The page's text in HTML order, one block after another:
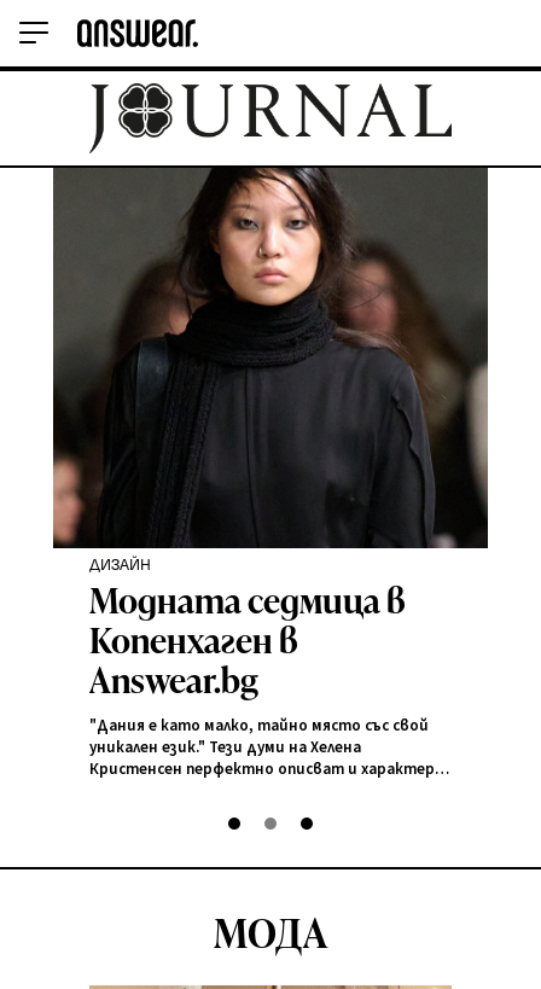
ДИЗАЙН
Модната седмица в
Копенхаген в
Answear.bg
"Дания е като малко, тайно място със свой
уникален език." Тези думи на Хелена
Кристенсен перфектно описват и характера
Проведена от 27 до 31…
МОДА